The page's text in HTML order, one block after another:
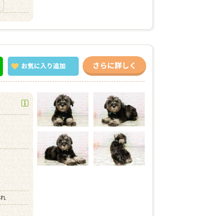
お気に入り追加 さらに詳しく